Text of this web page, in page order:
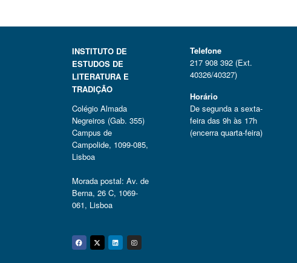
INSTITUTO DE
ESTUDOS DE
LITERATURA E
TRADIÇÃO
Colégio Almada
Negreiros (Gab. 355)
Campus de
Campolide, 1099-085,
Lisboa
Morada postal: Av. de
Berna, 26 C, 1069-
061, Lisboa
Facebook
Twitter
Linkedin
Instagram
Telefone
217 908 392 (Ext.
40326/40327)
Horário
De segunda a sexta-
feira das 9h às 17h
(encerra quarta-feira)